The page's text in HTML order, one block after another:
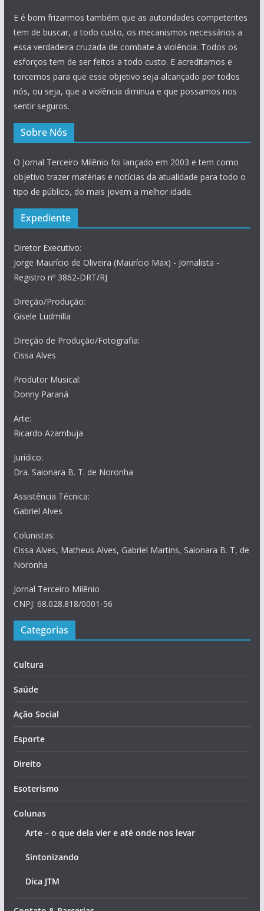
E é bom frizarmos também que as autoridades competentes
tem de buscar, a todo custo, os mecanismos necessários a
essa verdadeira cruzada de combate à violência. Todos os
esforços tem de ser feitos a todo custo. E acreditamos e
torcemos para que esse objetivo seja alcançado por todos
nós, ou seja, que a violência diminua e que possamos nos
sentir seguros.
Sobre Nós
O Jornal Terceiro Milênio foi lançado em 2003 e tem como
objetivo trazer matérias e notícias da atualidade para todo o
tipo de público, do mais jovem a melhor idade.
Expediente
Diretor Executivo:
Jorge Maurício de Oliveira (Maurício Max) - Jornalista -
Registro nº 3862-DRT/RJ
Direção/Produção:
Gisele Ludmilla
Direção de Produção/Fotografia:
Cissa Alves
Produtor Musical:
Donny Paraná
Arte:
Ricardo Azambuja
Jurídico:
Dra. Saionara B. T. de Noronha
Assistência Técnica:
Gabriel Alves
Colunistas:
Cissa Alves, Matheus Alves, Gabriel Martins, Saionara B. T, de
Noronha
Jornal Terceiro Milênio
CNPJ: 68.028.818/0001-56
Categorias
Cultura
Saúde
Ação Social
Esporte
Direito
Esoterismo
Colunas
Arte – o que dela vier e até onde nos levar
Sintonizando
Dica JTM